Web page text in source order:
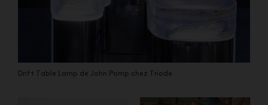
Drift Table Lamp de John Pomp chez Triode